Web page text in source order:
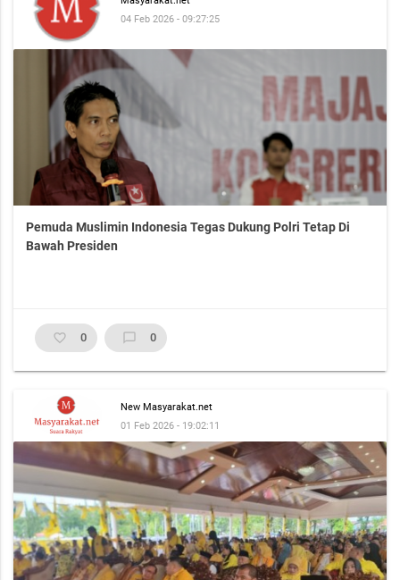
04 Feb 2026 - 09:27:25
Pemuda Muslimin Indonesia Tegas Dukung Polri Tetap Di
Bawah Presiden
favorite_border 0 chat_bubble_outline 0
New Masyarakat.net
01 Feb 2026 - 19:02:11